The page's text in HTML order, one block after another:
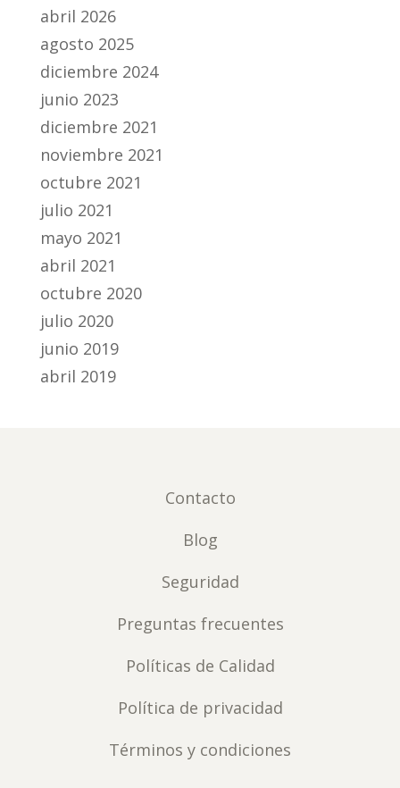
abril 2026
agosto 2025
diciembre 2024
junio 2023
diciembre 2021
noviembre 2021
octubre 2021
julio 2021
mayo 2021
abril 2021
octubre 2020
julio 2020
junio 2019
abril 2019
Contacto
Blog
Seguridad
Preguntas frecuentes
Políticas de Calidad
Política de privacidad
Términos y condiciones